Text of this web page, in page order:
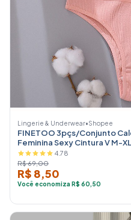
Lingerie & Underwear•Shopee
FINETOO 3pçs/Conjunto
Feminina Sexy Cintura V M-XL
4.78
R$ 69,00
R$ 8,50
Você economiza R$ 60,50